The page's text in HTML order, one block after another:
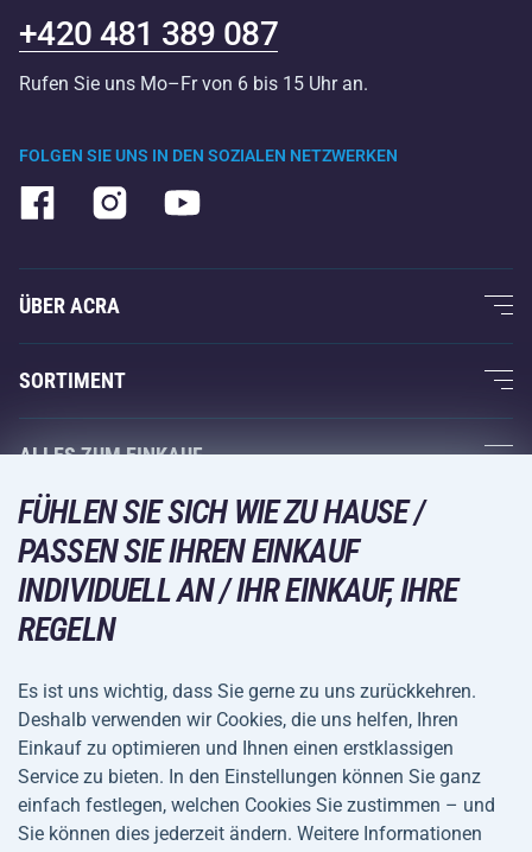
FOLGEN SIE UNS IN DEN SOZIALEN NETZWERKEN
+420 481 389 087
Rufen Sie uns Mo–Fr von 6 bis 15 Uhr an.
ÜBER ACRA
Über uns
Acra-Garantie
Kontakte
Großhandel
Einkaufsratgeber
SORTIMENT
Fitness und Krafttraining
Racketsportarten
Wintersport
Freizeit und Unterhaltung
Camping und Wandern
Fahrräder und Roller
Ballsportarten
Wassersport
ALLES ZUM EINKAUF
Acra-Garantie
Rückgabe und Reklamationen
VERSANDARTEN
ZAHLUNGSARTEN
Allgemeine
Datenschutz
FÜHLEN SIE SICH WIE ZU HAUSE /
PASSEN SIE IHREN EINKAUF
INDIVIDUELL AN / IHR EINKAUF, IHRE
REGELN
Es ist uns wichtig, dass Sie gerne zu uns zurückkehren.
Deshalb verwenden wir Cookies, die uns helfen, Ihren
Einkauf zu optimieren und Ihnen einen erstklassigen
Service zu bieten. In den Einstellungen können Sie ganz
einfach festlegen, welchen Cookies Sie zustimmen – und
Sie können dies jederzeit ändern. Weitere Informationen